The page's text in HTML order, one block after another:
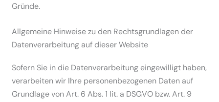
Gründe.
Allge­meine Hinweise zu den Rechts­grund­lagen der
Daten­ver­ar­beitung auf dieser Website
Sofern Sie in die Daten­ver­ar­beitung einge­willigt haben,
verar­beiten wir Ihre perso­nen­be­zo­genen Daten auf
Grundlage von Art. 6 Abs. 1 lit. a DSGVO bzw. Art. 9